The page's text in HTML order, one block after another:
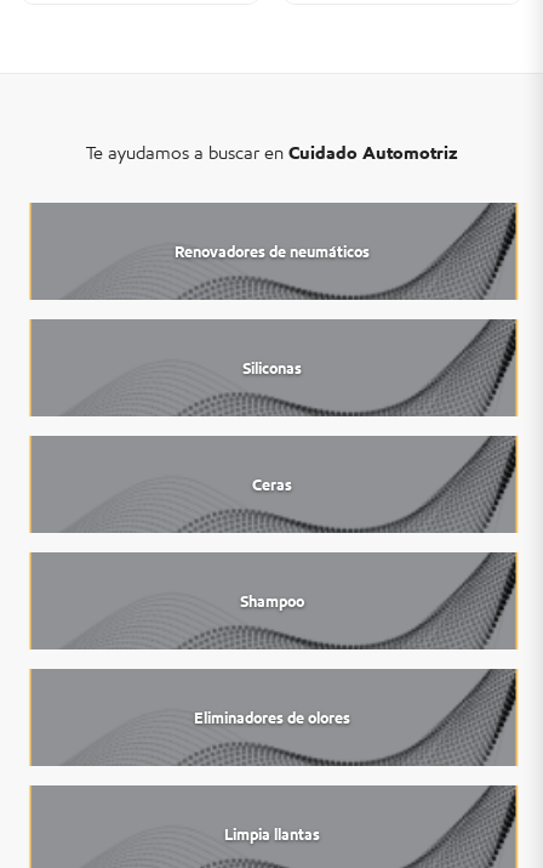
Te ayudamos a buscar en Cuidado Automotriz
Renovadores de neumáticos
Siliconas
Ceras
Shampoo
Eliminadores de olores
Limpia llantas